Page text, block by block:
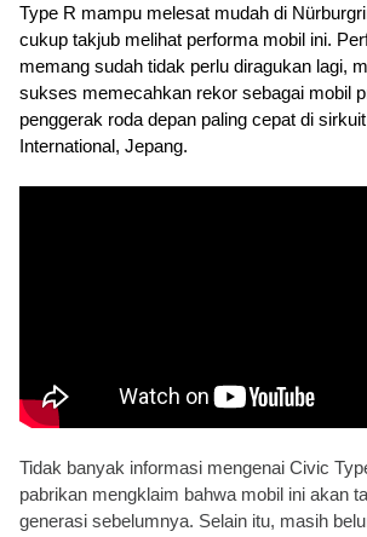
Type R mampu melesat mudah di
cukup takjub melihat performa mobil ini.
memang sudah tidak perlu diragukan lagi,
sukses memecahkan rekor sebagai mobil
penggerak roda depan paling cepat di
International, Jepang.
Tidak banyak informasi mengenai Civic
pabrikan mengklaim bahwa mobil ini akan
generasi sebelumnya. Selain itu, masih